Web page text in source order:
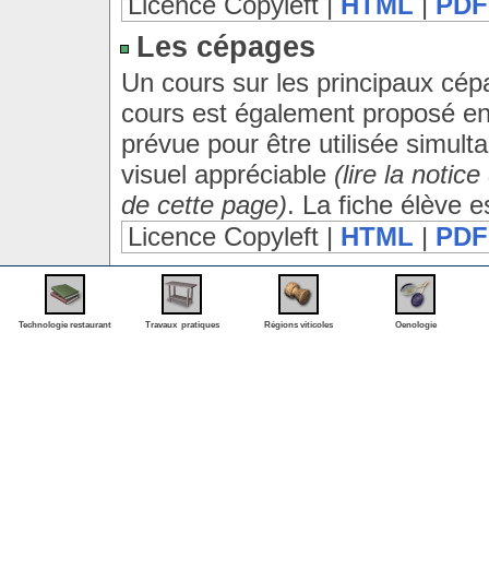
Les cépages
Un cours sur les principaux
cours est également proposé
prévue pour être utilisée
visuel appréciable (lire la
de cette page). La fiche élève
Licence Copyleft | HTML | PDF
Technologie restaurant Travaux pratiques Régions viticoles Oenologie